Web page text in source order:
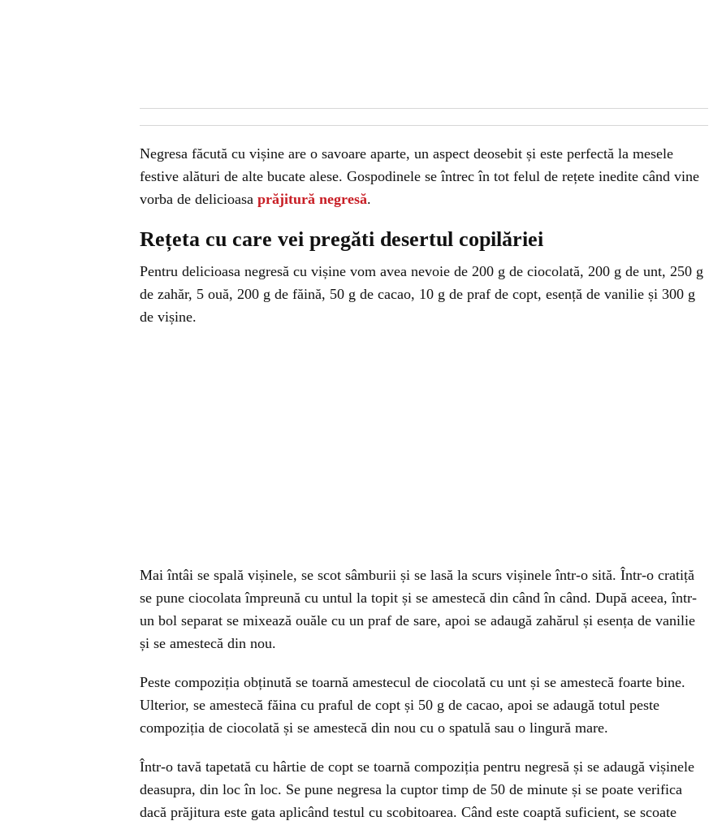
Negresa făcută cu vișine are o savoare aparte, un aspect deosebit și este perfectă la mesele
festive alături de alte bucate alese. Gospodinele se întrec în tot felul de rețete inedite când vine
vorba de delicioasa prăjitură negresă.
Rețeta cu care vei pregăti desertul copilăriei
Pentru delicioasa negresă cu vișine vom avea nevoie de 200 g de ciocolată, 200 g de unt, 250 g
de zahăr, 5 ouă, 200 g de făină, 50 g de cacao, 10 g de praf de copt, esență de vanilie și 300 g
de vișine.
Mai întâi se spală vișinele, se scot sâmburii și se lasă la scurs vișinele într-o sită. Într-o cratiță
se pune ciocolata împreună cu untul la topit și se amestecă din când în când. După aceea, într-
un bol separat se mixează ouăle cu un praf de sare, apoi se adaugă zahărul și esența de vanilie
și se amestecă din nou.
Peste compoziția obținută se toarnă amestecul de ciocolată cu unt și se amestecă foarte bine.
Ulterior, se amestecă făina cu praful de copt și 50 g de cacao, apoi se adaugă totul peste
compoziția de ciocolată și se amestecă din nou cu o spatulă sau o lingură mare.
Într-o tavă tapetată cu hârtie de copt se toarnă compoziția pentru negresă și se adaugă vișinele
deasupra, din loc în loc. Se pune negresa la cuptor timp de 50 de minute și se poate verifica
dacă prăjitura este gata aplicând testul cu scobitoarea. Când este coaptă suficient, se scoate